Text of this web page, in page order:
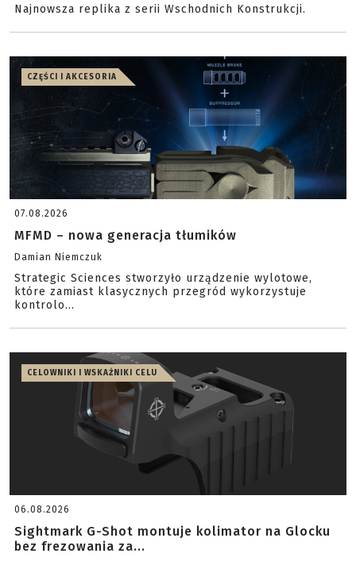
Najnowsza replika z serii Wschodnich Konstrukcji.
CZĘŚCI I AKCESORIA
07.08.2026
MFMD – nowa generacja tłumików
Damian Niemczuk
Strategic Sciences stworzyło urządzenie wylotowe,
które zamiast klasycznych przegród wykorzystuje
kontrolo...
CELOWNIKI I WSKAŹNIKI CELU
06.08.2026
Sightmark G-Shot montuje kolimator na Glocku
bez frezowania za...